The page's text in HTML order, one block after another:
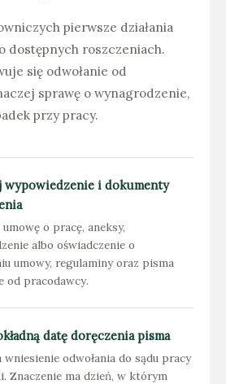
pierwsze działania
dostępnych roszczeniach.
się odwołanie od
sprawę o wynagrodzenie,
przy pracy.
wypowiedzenie i dokumenty
o pracę, aneksy,
albo oświadczenie o
umowy, regulaminy oraz pisma
od pracodawcy.
datę doręczenia pisma
wniesienie odwołania do sądu pracy
Znaczenie ma dzień, w którym